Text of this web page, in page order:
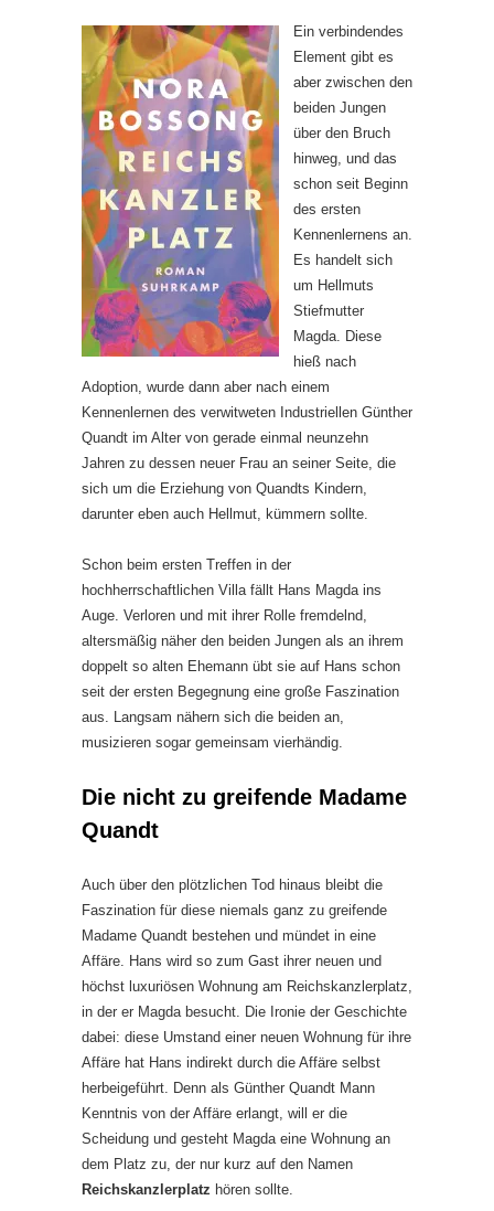
Ein verbindendes
Element gibt es
aber zwischen den
beiden Jungen
über den Bruch
hinweg, und das
schon seit Beginn
des ersten
Kennenlernens an.
Es handelt sich
um Hellmuts
Stiefmutter
Magda. Diese
hieß nach
Adoption, wurde dann aber nach einem
Kennenlernen des verwitweten Industriellen Günther
Quandt im Alter von gerade einmal neunzehn
Jahren zu dessen neuer Frau an seiner Seite, die
sich um die Erziehung von Quandts Kindern,
darunter eben auch Hellmut, kümmern sollte.
Schon beim ersten Treffen in der
hochherrschaftlichen Villa fällt Hans Magda ins
Auge. Verloren und mit ihrer Rolle fremdelnd,
altersmäßig näher den beiden Jungen als an ihrem
doppelt so alten Ehemann übt sie auf Hans schon
seit der ersten Begegnung eine große Faszination
aus. Langsam nähern sich die beiden an,
musizieren sogar gemeinsam vierhändig.
Die nicht zu greifende Madame
Quandt
Auch über den plötzlichen Tod hinaus bleibt die
Faszination für diese niemals ganz zu greifende
Madame Quandt bestehen und mündet in eine
Affäre. Hans wird so zum Gast ihrer neuen und
höchst luxuriösen Wohnung am Reichskanzlerplatz,
in der er Magda besucht. Die Ironie der Geschichte
dabei: diese Umstand einer neuen Wohnung für ihre
Affäre hat Hans indirekt durch die Affäre selbst
herbeigeführt. Denn als Günther Quandt Mann
Kenntnis von der Affäre erlangt, will er die
Scheidung und gesteht Magda eine Wohnung an
dem Platz zu, der nur kurz auf den Namen
Reichskanzlerplatz hören sollte.